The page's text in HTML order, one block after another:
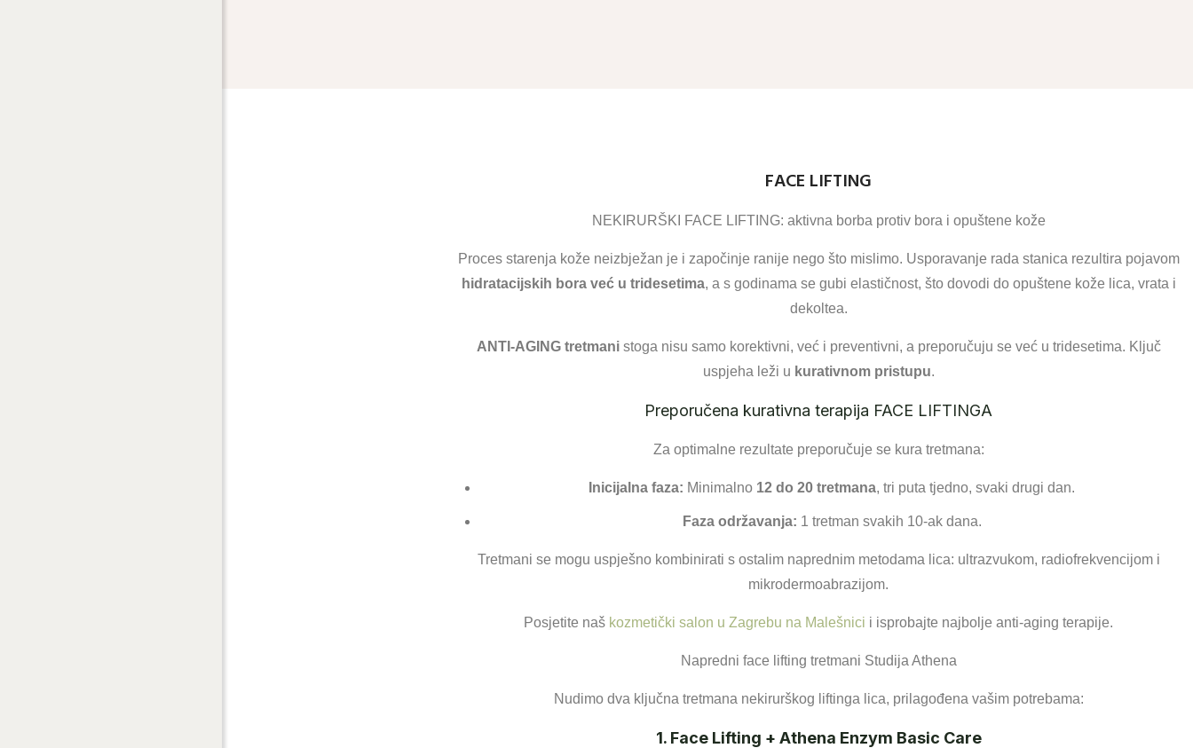
FACE LIFTING
NEKIRURŠKI FACE LIFTING: aktivna borba protiv bora i opuštene kože
Proces starenja kože neizbježan je i započinje ranije nego što mislimo. Usporavanje rada stanica rezultira pojavom
hidratacijskih bora već u tridesetima, a s godinama se gubi elastičnost, što dovodi do opuštene kože lica, vrata i
dekoltea.
ANTI-AGING tretmanistoga nisu samo korektivni, već i preventivni, a preporučuju se već u tridesetima. Ključ
uspjeha leži u kurativnom pristupu.
Preporučena kurativna terapija FACE LIFTINGA
Za optimalne rezultate preporučuje se kura tretmana:
Inicijalna faza: Minimalno 12 do 20 tretmana, tri puta tjedno, svaki drugi dan.
Faza održavanja: 1 tretman svakih 10-ak dana.
Tretmani se mogu uspješno kombinirati s ostalim naprednim metodama lica: ultrazvukom, radiofrekvencijom i
mikrodermoabrazijom.
Posjetite naš kozmetički salon u Zagrebu na Malešnici i isprobajte najbolje anti-aging terapije.
Napredni face lifting tretmani Studija Athena
Nudimo dva ključna tretmana nekirurškog liftinga lica, prilagođena vašim potrebama:
1. Face Lifting + Athena Enzym Basic Care